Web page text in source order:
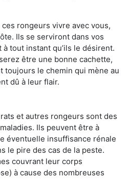
ces rongeurs vivre avec vous,
Ils se serviront dans vos
tout instant qu’ils le désirent.
être une bonne cachette,
toujours le chemin qui mène au
dû à leur flair.
et autres rongeurs sont des
Ils peuvent être à
éventuelle insuffisance rénale
le pire des cas de la peste.
couvrant leur corps
à cause des nombreuses